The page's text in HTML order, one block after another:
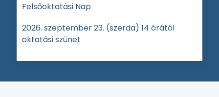
Felsőoktatási Nap
2026. szeptember 23. (szerda) 14 órától
oktatási szünet